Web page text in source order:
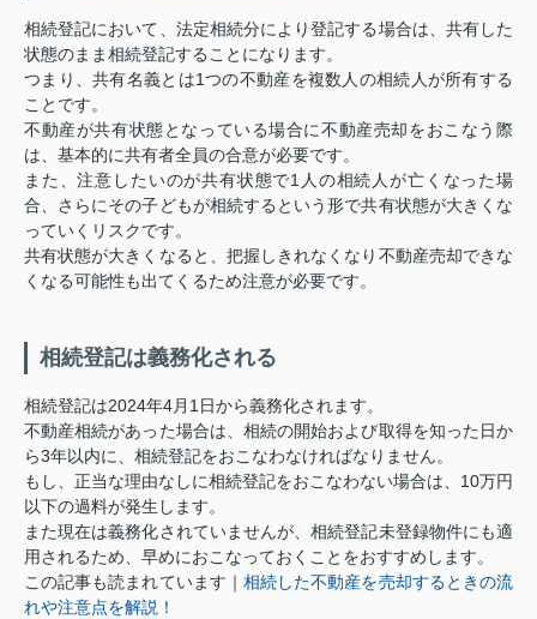
相続登記において、法定相続分により登記する場合は、共有した
状態のまま相続登記することになります。
つまり、共有名義とは1つの不動産を複数人の相続人が所有する
ことです。
不動産が共有状態となっている場合に不動産売却をおこなう際
は、基本的に共有者全員の合意が必要です。
また、注意したいのが共有状態で1人の相続人が亡くなった場
合、さらにその子どもが相続するという形で共有状態が大きくな
っていくリスクです。
共有状態が大きくなると、把握しきれなくなり不動産売却できな
くなる可能性も出てくるため注意が必要です。
相続登記は義務化される
相続登記は2024年4月1日から義務化されます。
不動産相続があった場合は、相続の開始および取得を知った日か
ら3年以内に、相続登記をおこなわなければなりません。
もし、正当な理由なしに相続登記をおこなわない場合は、10万円
以下の過料が発生します。
また現在は義務化されていませんが、相続登記未登録物件にも適
用されるため、早めにおこなっておくことをおすすめします。
この記事も読まれています｜ 相続した不動産を売却するときの流
れや注意点を解説！